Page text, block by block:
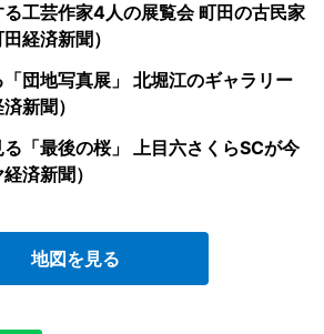
工芸作家4人の展覧会 町田の古民家
経済新聞）
団地写真展」 北堀江のギャラリー
新聞）
「最後の桜」 上目六さくらSCが今
済新聞）
地図を見る